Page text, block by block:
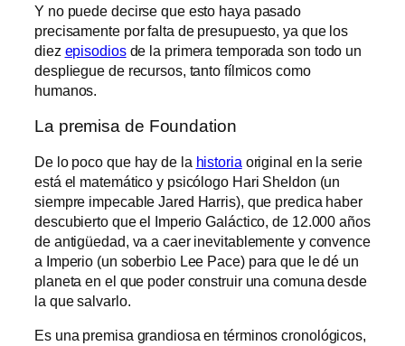
Y no puede decirse que esto haya pasado
precisamente por falta de presupuesto, ya que los
diez episodiosde la primera temporada son todo un
despliegue de recursos, tanto fílmicos como
humanos.
La premisa de Foundation
De lo poco que hay de la historia original en la serie
está el matemático y psicólogo Hari Sheldon (un
siempre impecable Jared Harris), que predica haber
descubierto que el Imperio Galáctico, de 12.000 años
de antigüedad, va a caer inevitablemente y convence
a Imperio (un soberbio Lee Pace) para que le dé un
planeta en el que poder construir una comuna desde
la que salvarlo.
Es una premisa grandiosa en términos cronológicos,